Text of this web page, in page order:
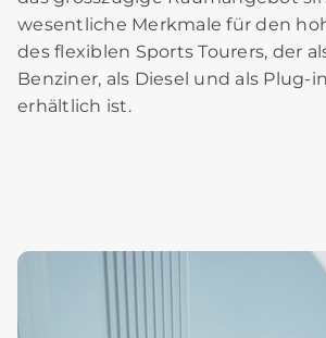
wesentliche Merkmale für den
des flexiblen Sports Tourers, der
Benziner, als Diesel und als Plug-
erhältlich ist.